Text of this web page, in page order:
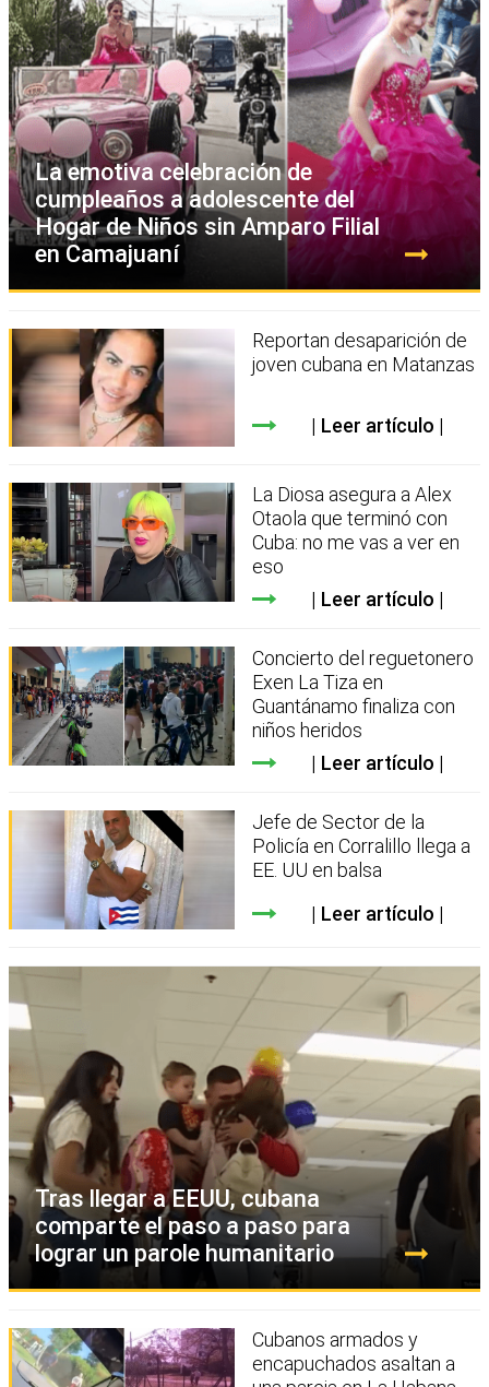
La emotiva celebración de
cumpleaños a adolescente del
Hogar de Niños sin Amparo Filial
en Camajuaní
Reportan desaparición de
joven cubana en Matanzas
Leer artículo
La Diosa asegura a Alex
Otaola que terminó con
Cuba: no me vas a ver en
eso
Leer artículo
Concierto del reguetonero
Exen La Tiza en
Guantánamo finaliza con
niños heridos
Leer artículo
Jefe de Sector de la
Policía en Corralillo llega a
EE. UU en balsa
Leer artículo
Tras llegar a EEUU, cubana
comparte el paso a paso para
lograr un parole humanitario
Cubanos armados y
encapuchados asaltan a